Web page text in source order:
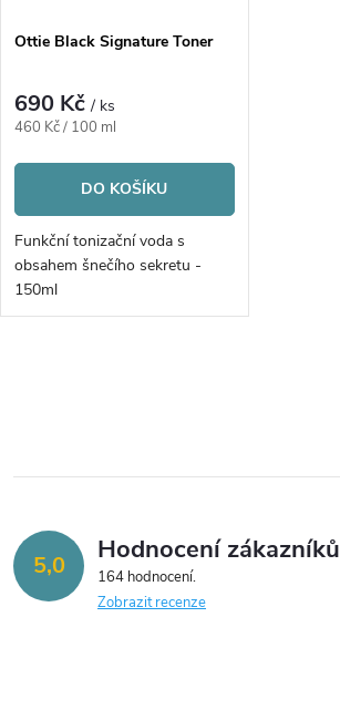
p
r
o
d
u
k
s
p
r
o
d
u
ů
Ottie Black Signature Toner
690 Kč/ ks
Měrná
460 Kč / 100 ml
DO KOŠÍKU
Funkční tonizační voda s
obsahem šnečího sekretu -
150ml
l
d
a
5,0 Hodnocení zákazníků
164 hodnocení
Zobrazit recenze